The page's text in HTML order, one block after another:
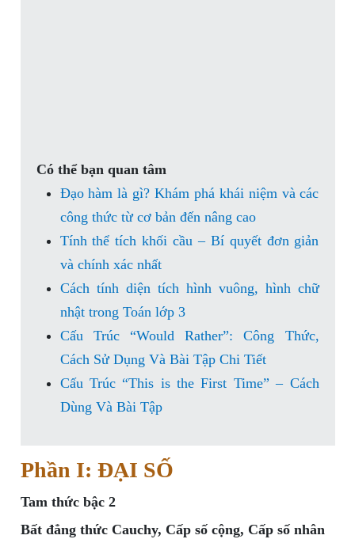
Có thể bạn quan tâm
Đạo hàm là gì? Khám phá khái niệm và các
công thức từ cơ bản đến nâng cao
Tính thể tích khối cầu – Bí quyết đơn giản
và chính xác nhất
Cách tính diện tích hình vuông, hình chữ
nhật trong Toán lớp 3
Cấu Trúc “Would Rather”: Công Thức,
Cách Sử Dụng Và Bài Tập Chi Tiết
Cấu Trúc “This is the First Time” – Cách
Dùng Và Bài Tập
Phần I: ĐẠI SỐ
Tam thức bậc 2
Bất đẳng thức Cauchy, Cấp số cộng, Cấp số nhân